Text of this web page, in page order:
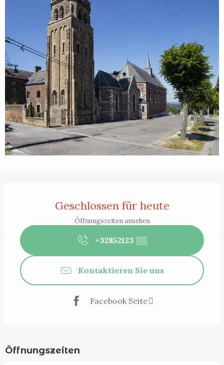
Geschlossen für heute
Öffnungszeiten ansehen
+32852123 ▒▒
Kontaktieren Sie uns
Facebook Seite
Öffnungszeiten